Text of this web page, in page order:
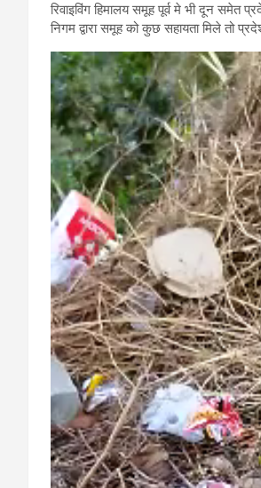
रिवाइविंग हिमालय समूह पूर्व मे भी दून
निगम द्वारा समूह को कुछ सहायता मिले तो